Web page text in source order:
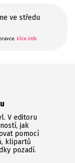
ve středu
Více info
V editoru
jak
pomocí
klipartů
pozadí.